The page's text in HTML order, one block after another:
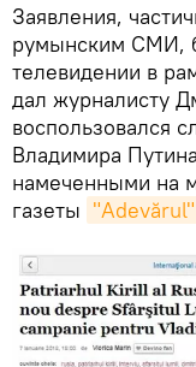
Заявления,
румынским СМИ,
телевидении в
дал журналисту
воспользовался
Владимира
намеченными на
газеты "Adevărul"